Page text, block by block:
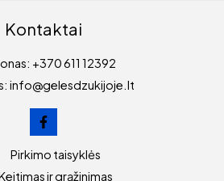
Kontaktai
+370 611 12392
info@gelesdzukijoje.lt
Pirkimo taisyklės
ir grąžinimas